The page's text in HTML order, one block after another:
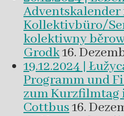
Kollektivbüro/
kolektiwny
Grodk16.
19.12.2024 |
Programm und
zum Kurzfilmtag
Cottbus16.